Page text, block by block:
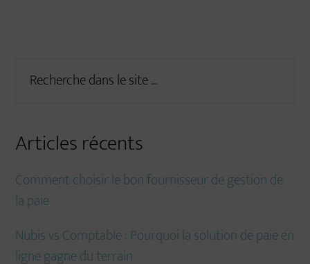
Primary
Sidebar
Recherche
dans
site
...
Articles récents
Comment choisir le bon fournisseur de gestion de
la paie
Nubis vs Comptable : Pourquoi la solution de paie en
ligne gagne du terrain